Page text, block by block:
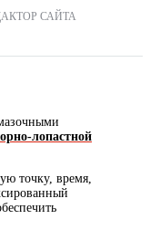
САЙТА
лопастной
точку, время,